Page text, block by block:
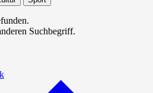
Suchbegriff.